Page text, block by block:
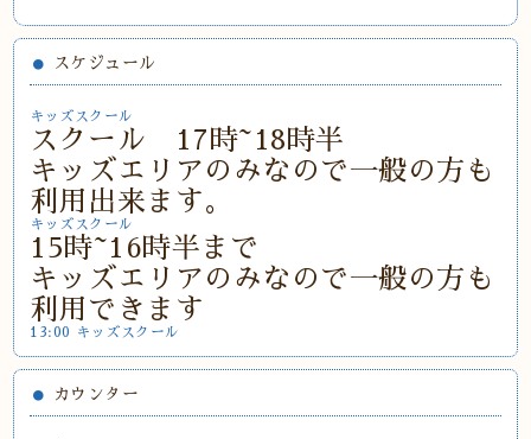
スケジュール
キッズスクール
スクール 17時~18時半
キッズエリアのみなので一般の方も
利用出来ます。
キッズスクール
15時~16時半まで
キッズエリアのみなので一般の方も
利用できます
13:00 キッズスクール
カウンター